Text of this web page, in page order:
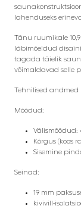
lahenduseks
Tänu ruumikale
läbimõeldud
tagada täielik
võimaldavad selle
Tehnilised andmed
Mõõdud:
Välismõõdud:
Kõrgus (koos
Sisemine
Seinad:
19 mm
kivivill-